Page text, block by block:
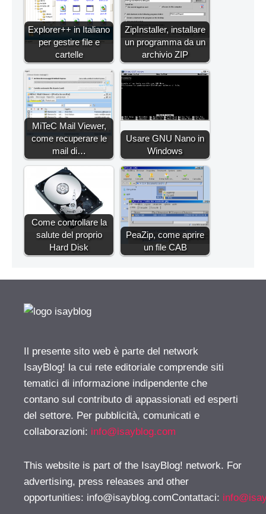
Explorer++ in Italiano
per gestire file e
cartelle
ZipInstaller, installare
un programma da un
archivio ZIP
MiTeC Mail Viewer,
come recuperare le
mail di…
Usare GNU Nano in
Windows
Come controllare la
salute del proprio
Hard Disk
PeaZip, come aprire
un file CAB
Il presente sito web è parte del network
IsayBlog! la cui rete editoriale comprende siti
tematici di informazione indipendente che
contano sul contributo di appassionati ed esperti
del settore. Per pubblicità, comunicati e
collaborazioni: info@isayblog.com
This website is part of the IsayBlog! network. For
advertising, press releases and other
opportunities: info@isayblog.comContattaci: